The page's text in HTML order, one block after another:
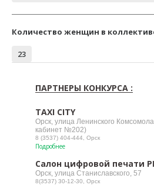
Количество женщин в
23
ПАРТНЕРЫ КОНКУРСА :
TAXI CITY
Орск, улица Ленинского
кабинет №202)
8 (3537) 404-444, Орск
Подробнее
Салон цифровой печати
Орск, улица Станиславского, 57
8(3537) 30-12-30, Орск